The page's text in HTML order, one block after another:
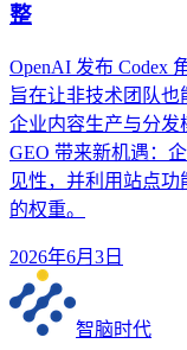
整
OpenAI 发布 Codex
旨在让非技术团队
企业内容生产与分发
GEO 带来新机遇：
见性，并利用站点
的权重。
2026年6月3日
智脑时代